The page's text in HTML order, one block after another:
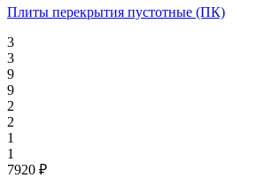
Плиты перекрытия пустотные (ПК)
3
3
9
9
2
2
1
1
7920 ₽